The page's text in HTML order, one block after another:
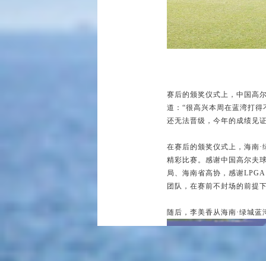
赛后的颁奖仪式上，中国高
道：“很高兴本周在蓝湾打
还无法晋级，今年的成绩见
在赛后的颁奖仪式上，海南
精彩比赛。感谢中国高尔夫
局、海南省高协，感谢
团队，在赛前不封场的前提
随后，李美香从海南·绿城